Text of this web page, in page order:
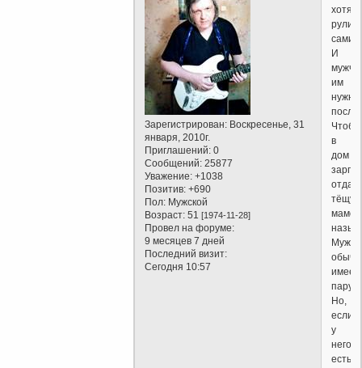
Зарегистрирован: Воскресенье, 31
января, 2010г.
Приглашений: 0
Сообщений: 25877
Уважение: +1038
Позитив: +690
Пол: Мужской
Возраст: 51[1974-11-28]
Провел на форуме:
9 месяцев 7 дней
Последний визит:
Сегодня 10:57
хотят
рулить
сами.
И
им
нужны
Чтоб
в
дом
тёщу
мамой
имеет
пару.
Но,
если
у
него
есть